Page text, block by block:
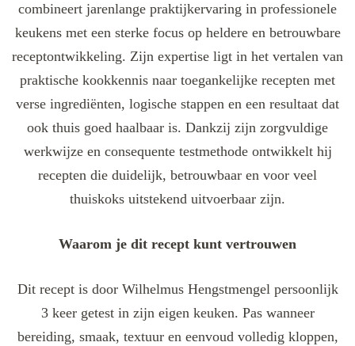
combineert jarenlange praktijkervaring in professionele
keukens met een sterke focus op heldere en betrouwbare
receptontwikkeling. Zijn expertise ligt in het vertalen van
praktische kookkennis naar toegankelijke recepten met
verse ingrediënten, logische stappen en een resultaat dat
ook thuis goed haalbaar is. Dankzij zijn zorgvuldige
werkwijze en consequente testmethode ontwikkelt hij
recepten die duidelijk, betrouwbaar en voor veel
thuiskoks uitstekend uitvoerbaar zijn.
Waarom je dit recept kunt vertrouwen
Dit recept is door Wilhelmus Hengstmengel persoonlijk
3 keer getest in zijn eigen keuken. Pas wanneer
bereiding, smaak, textuur en eenvoud volledig kloppen,